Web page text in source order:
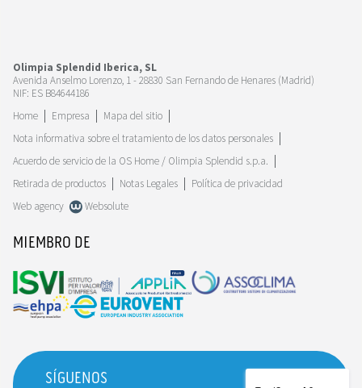
Olimpia Splendid Iberica, SL
Avenida Anselmo Lorenzo, 1 - 28830 San Fernando de Henares (Madrid)
NIF: ES B84644186
Home
Empresa
Mapa del sitio
Nota informativa sobre el tratamiento de los datos personales
Acuerdo de servicio de la OS Home / Olimpia Splendid s.p.a.
Retirada de productos
Notas Legales
Política de privacidad
Web agency
Websolute
MIEMBRO DE
SÍGUENOS